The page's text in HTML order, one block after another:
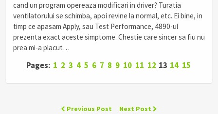
cand un program opereaza modificari in driver? Turatia
ventilatorului se schimba, apoi revine la normal, etc. Ei bine, in
timp ce apasam Apply, sau Test Performance, 4890-ul
prezenta exact aceste simptome. Chestie care sincer sa fiu nu
prea mi-a placut…
Pages: 1 2 3 4 5 6 7 8 9 10 11 12 13 14 15
Previous Post Next Post